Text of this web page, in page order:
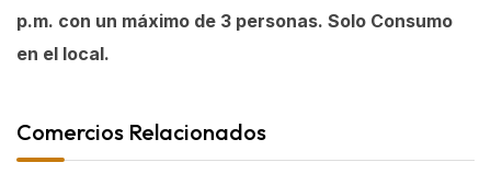
p.m. con un máximo de 3 personas. Solo Consumo
en el local.
Comercios Relacionados